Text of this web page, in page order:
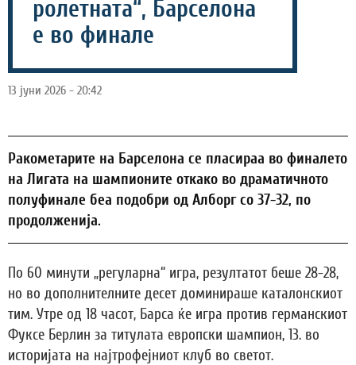
ролетната“, Барселона
е во финале
13 јуни 2026 - 20:42
Ракометарите на Барселона се пласираа во финалето
на Лигата на шампионите откако во драматичното
полуфинале беа подобри од Алборг со 37-32, по
продолженија.
По 60 минути „регуларна“ игра, резултатот беше 28-28,
но во дополнителните десет доминираше каталонскиот
тим. Утре од 18 часот, Барса ќе игра против германскиот
Фуксе Берлин за титулата европски шампион, 13. во
историјата на најтрофејниот клуб во светот.